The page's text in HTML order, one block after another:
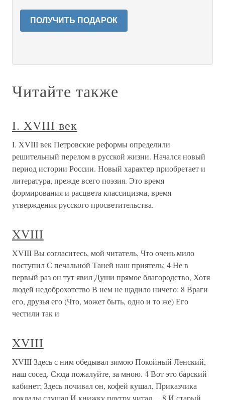
ПОЛУЧИТЬ ПОДАРОК
Читайте также
I. XVIII век
I. XVIII век Петровские реформы определили
решительный перелом в русской жизни. Начался новый
период истории России. Новый характер приобретает и
литература, прежде всего поэзия. Это время
формирования и расцвета классицизма, время
утверждения русского просветительства.
XVIII
XVIII Вы согласитесь, мой читатель, Что очень мило
поступил С печальной Таней наш приятель; 4 Не в
первый раз он тут явил Души прямое благородство, Хотя
людей недоброхотство В нем не щадило ничего: 8 Враги
его, друзья его (Что, может быть, одно и то же) Его
честили так и
XVIII
XVIII Здесь с ним обедывал зимою Покойный Ленский,
наш сосед. Сюда пожалуйте, за мною. 4 Вот это барский
кабинет; Здесь почивал он, кофей кушал, Приказчика
доклады слушал И книжку поутру читал… 8 И старый